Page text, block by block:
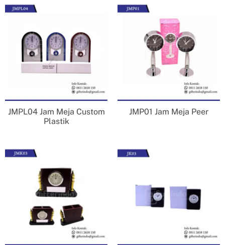
JMPL04 Jam Meja Custom
Plastik
JMP01 Jam Meja Peer